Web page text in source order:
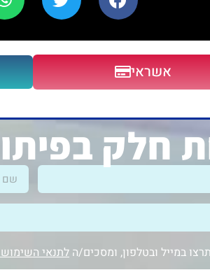
אשראי
חלק
במייל ובטלפון, ומסכים/ה לתנאי השימוש